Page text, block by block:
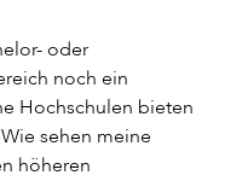
oder
noch ein
Hochschulen bieten
sehen meine
höheren